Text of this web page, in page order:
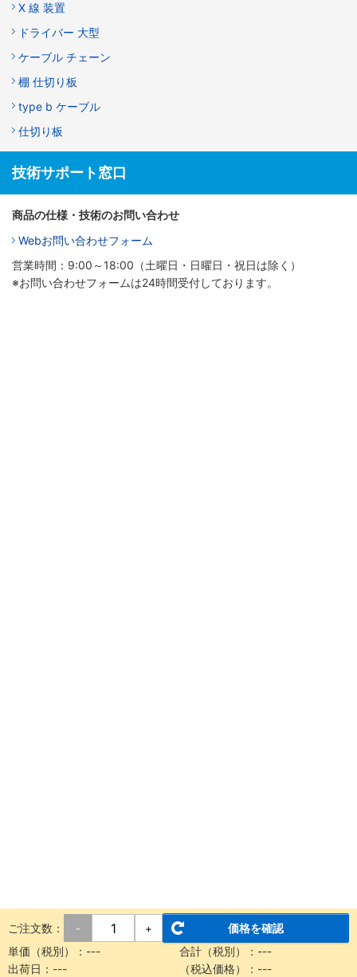
X 線 装置
ドライバー 大型
ケーブル チェーン
棚 仕切り板
type b ケーブル
仕切り板
技術サポート窓口
商品の仕様・技術のお問い合わせ
Webお問い合わせフォーム
営業時間：9:00～18:00（土曜日・日曜日・祝日は除く）
※お問い合わせフォームは24時間受付しております。
ご注文数： - +
価格を確認
単価（税別）： --- 合計（税別）： ---
出荷日： --- （税込価格）： ---